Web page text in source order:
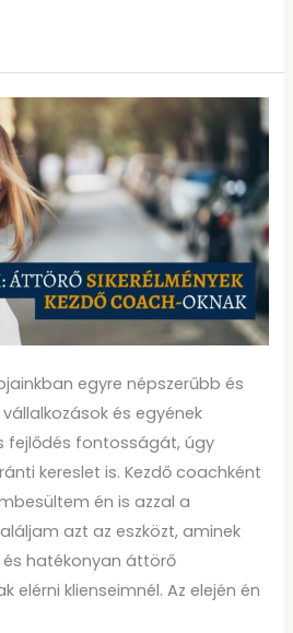
egyre népszerűbb és
és egyének
fejlődés fontosságát, úgy
kereslet is. Kezdő coachként
én is azzal a
azt az eszközt, aminek
hatékonyan áttörő
elérni klienseimnél. Az elején én